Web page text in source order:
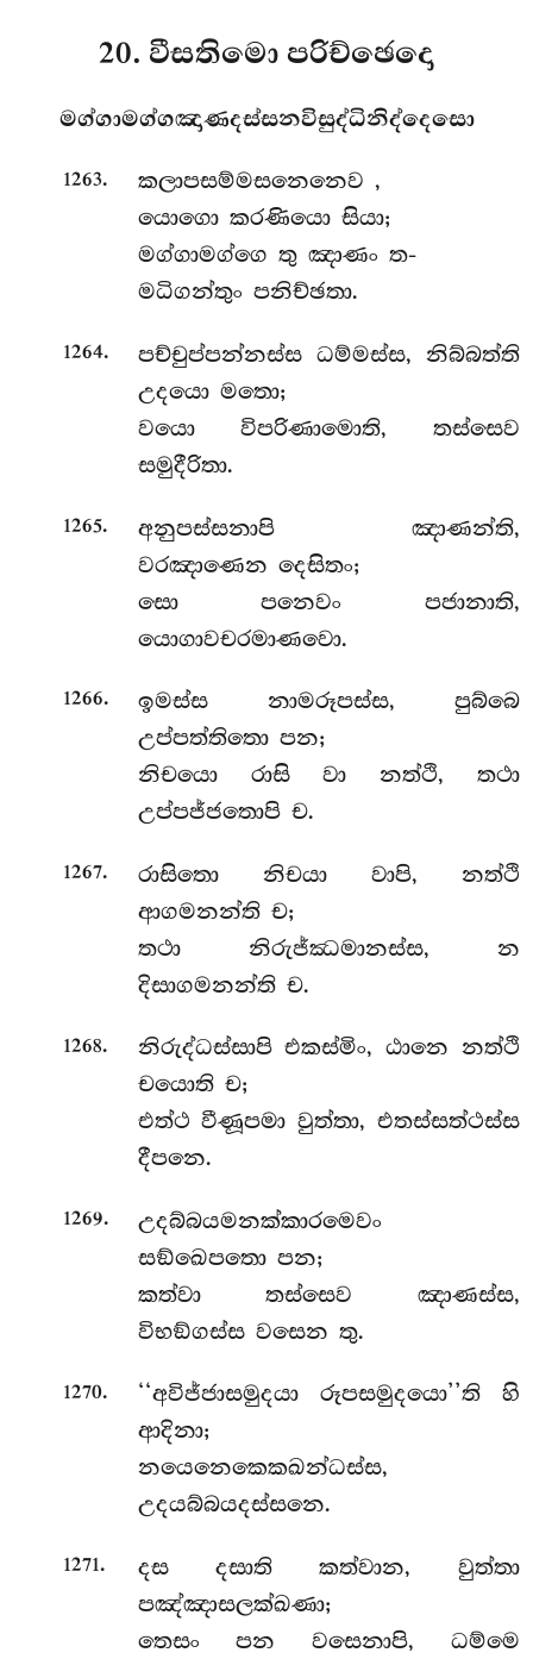
20. වීසතිමො පරිච්ඡෙදො
මග්ගාමග්ගඤාණදස්සනවිසුද්ධිනිද්දෙසො
1263. කලාපසම්මසනෙනෙව ,
යොගො කරණියො සියා;
මග්ගාමග්ගෙ තු ඤාණං ත-
මධිගන්තුං පනිච්ඡතා.
1264.
පච්චුප්පන්නස්ස ධම්මස්ස, නිබ්බත්ති
උදයො මතො;
වයො විපරිණාමොති, තස්සෙව
සමුදීරිතා.
1265. අනුපස්සනාපි ඤාණන්ති,
වරඤාණෙන දෙසිතං;
සො පනෙවං පජානාති,
යොගාවචරමාණවො.
1266.
ඉමස්ස නාමරූපස්ස, පුබ්බෙ
උප්පත්තිතො පන;
නිචයො රාසි වා නත්ථි, තථා
උප්පජ්ජතොපි ච.
1267.
රාසිතො නිචයා වාපි, නත්ථි
ආගමනන්ති ච;
තථා නිරුජ්ඣමානස්ස, න
දිසාගමනන්ති ච.
1268.
නිරුද්ධස්සාපි එකස්මිං, ඨානෙ නත්ථි
චයොති ච;
එත්ථ වීණූපමා වුත්තා, එතස්සත්ථස්ස
දීපනෙ.
1269.
උදබ්බයමනක්කාරමෙවං
සඞ්ඛෙපතො පන;
කත්වා තස්සෙව ඤාණස්ස,
විභඞ්ගස්ස වසෙන තු.
1270.
‘‘අවිජ්ජාසමුදයා රූපසමුදයො’’ති හි
ආදිනා;
නයෙනෙකෙකඛන්ධස්ස,
උදයබ්බයදස්සනෙ.
1271.
දස දසාති කත්වාන, වුත්තා
පඤ්ඤාසලක්ඛණා;
තෙසං පන වසෙනාපි, ධම්මෙ